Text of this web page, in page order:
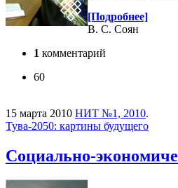
[Подробнее]
В. С. Соян
1 комментарий
60
15 марта 2010 НИТ №1, 2010.
Тува-2050: картины будущего
Социально-